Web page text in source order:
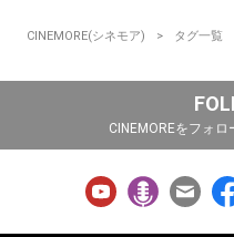
CINEMORE(シネモア) タグ一覧
CINEMOREをフォ